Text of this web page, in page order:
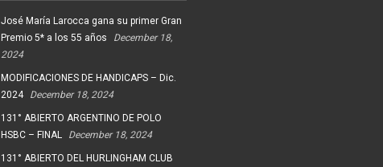
José María Larocca gana su primer Gran
Premio 5* a los 55 años
December 18,
2024
MODIFICACIONES DE HANDICAPS – Dic.
2024
December 18, 2024
131° ABIERTO ARGENTINO DE POLO
HSBC – FINAL
December 18, 2024
131° ABIERTO DEL HURLINGHAM CLUB